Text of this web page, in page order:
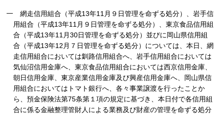
一
網走信用組合（平成13年11月９日管理を命ずる処分）、岩手信
用組合（平成13年11月９日管理を命ずる処分）、東京食品信用組
合（平成13年11月30日管理を命ずる処分）並びに岡山県信用組
合（平成13年12月７日管理を命ずる処分）については、本日、網
走信用組合においては釧路信用組合へ、岩手信用組合においては
気仙沼信用金庫へ、東京食品信用組合においては西京信用金庫、
朝日信用金庫、東京産業信用金庫及び興産信用金庫へ、岡山県信
用組合においてはトマト銀行へ、各々事業譲渡を行ったことか
ら、預金保険法第75条第１項の規定に基づき、本日付で各信用組
合に係る金融整理管財人による業務及び財産の管理を命ずる処分